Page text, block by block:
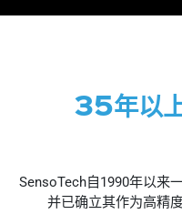
35年以
SensoTech自1990年以来
并已确立其作为高精